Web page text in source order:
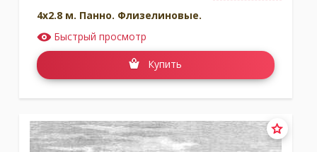
4x2.8 м. Панно. Флизелиновые.
Быстрый просмотр
Купить